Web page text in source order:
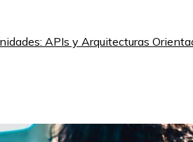
APIs y Arquitecturas